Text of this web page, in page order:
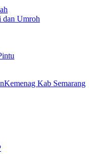
dan Umroh
Kab Semarang